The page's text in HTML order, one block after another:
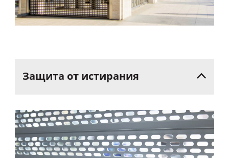
Защита от истирания